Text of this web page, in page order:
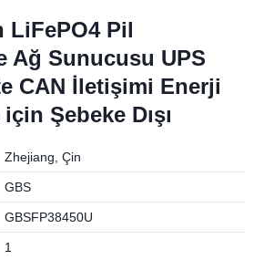
LiFePO4 Pil
Ağ Sunucusu UPS
CAN İletişimi Enerji
Şebeke Dışı
Zhejiang, Çin
GBS
GBSFP38450U
1